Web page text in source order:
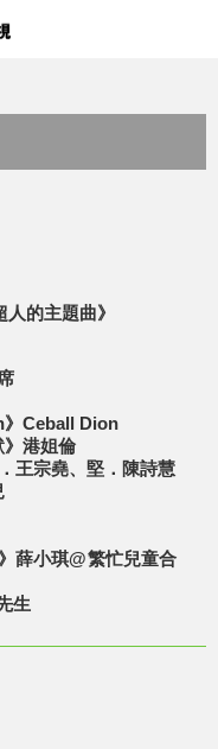
的主題曲》
》Ceball Dion
》港姐倫
王宗堯、堅．陳詩慧
薛小琪@繁忙兒童合
生